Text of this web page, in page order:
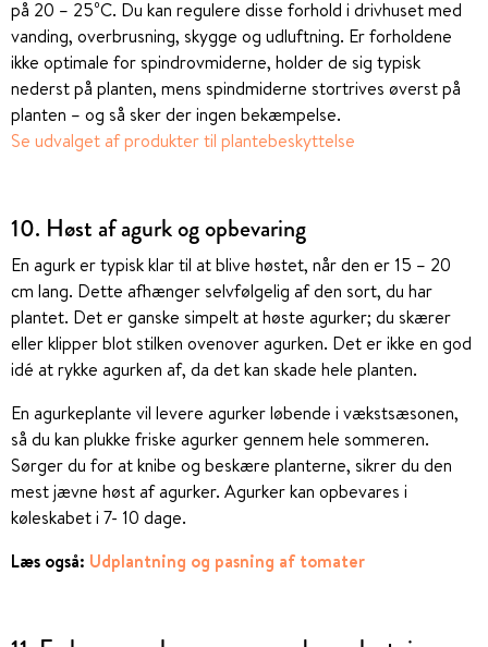
på 20 – 25⁰C. Du kan regulere disse forhold i drivhuset med
vanding, overbrusning, skygge og udluftning. Er forholdene
ikke optimale for spindrovmiderne, holder de sig typisk
nederst på planten, mens spindmiderne stortrives øverst på
planten – og så sker der ingen bekæmpelse.
Se udvalget af produkter til plantebeskyttelse
10. Høst af agurk og opbevaring
En agurk er typisk klar til at blive høstet, når den er 15 – 20
cm lang. Dette afhænger selvfølgelig af den sort, du har
plantet. Det er ganske simpelt at høste agurker; du skærer
eller klipper blot stilken ovenover agurken. Det er ikke en god
idé at rykke agurken af, da det kan skade hele planten.
En agurkeplante vil levere agurker løbende i vækstsæsonen,
så du kan plukke friske agurker gennem hele sommeren.
Sørger du for at knibe og beskære planterne, sikrer du den
mest jævne høst af agurker. Agurker kan opbevares i
køleskabet i 7- 10 dage.
Læs også: Udplantning og pasning af tomater